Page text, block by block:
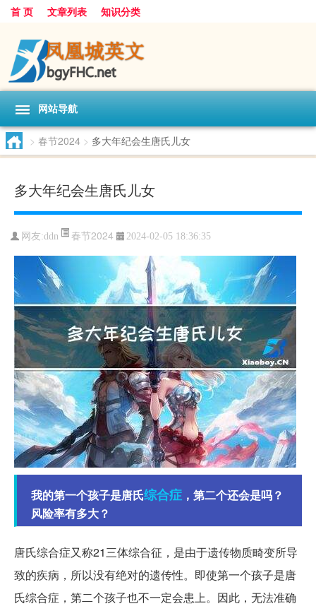
首 页 文章列表 知识分类
网站导航
> 春节2024 > 多大年纪会生唐氏儿女
多大年纪会生唐氏儿女
网友:ddn 春节2024 2024-02-05 18:36:35
我的第一个孩子是唐氏综合症 ，第二个还会是吗？
风险率有多大？
唐氏综合症又称21三体综合征，是由于遗传物质畸变所导
致的疾病，所以没有绝对的遗传性。即使第一个孩子是唐
氏综合症，第二个孩子也不一定会患上。因此，无法准确